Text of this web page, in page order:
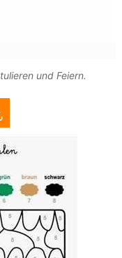
und Feiern.